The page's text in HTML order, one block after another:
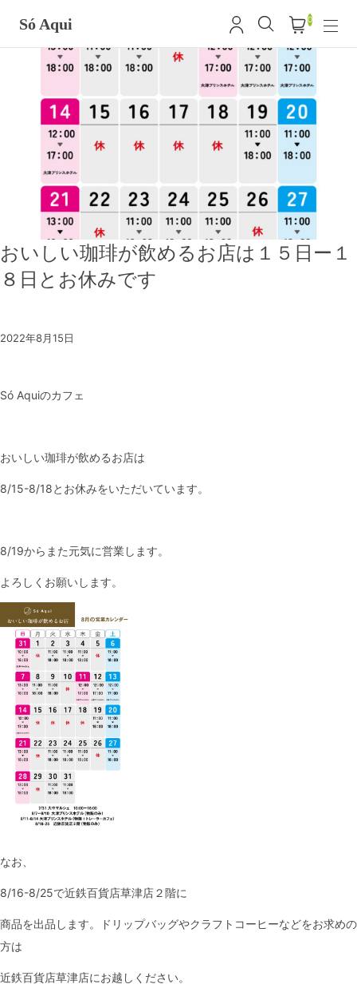
Só Aqui 0
おいしい珈琲が飲めるお店は１５日ー１
８日とお休みです
2022年8月15日
Só Aquiのカフェ
おいしい珈琲が飲めるお店は
8/15-8/18とお休みをいただいています。
8/19からまた元気に営業します。
よろしくお願いします。
なお、
8/16-8/25で近鉄百貨店草津店２階に
商品を出品します。ドリップバッグやクラフトコーヒーなどをお求めの
方は
近鉄百貨店草津店にお越しください。